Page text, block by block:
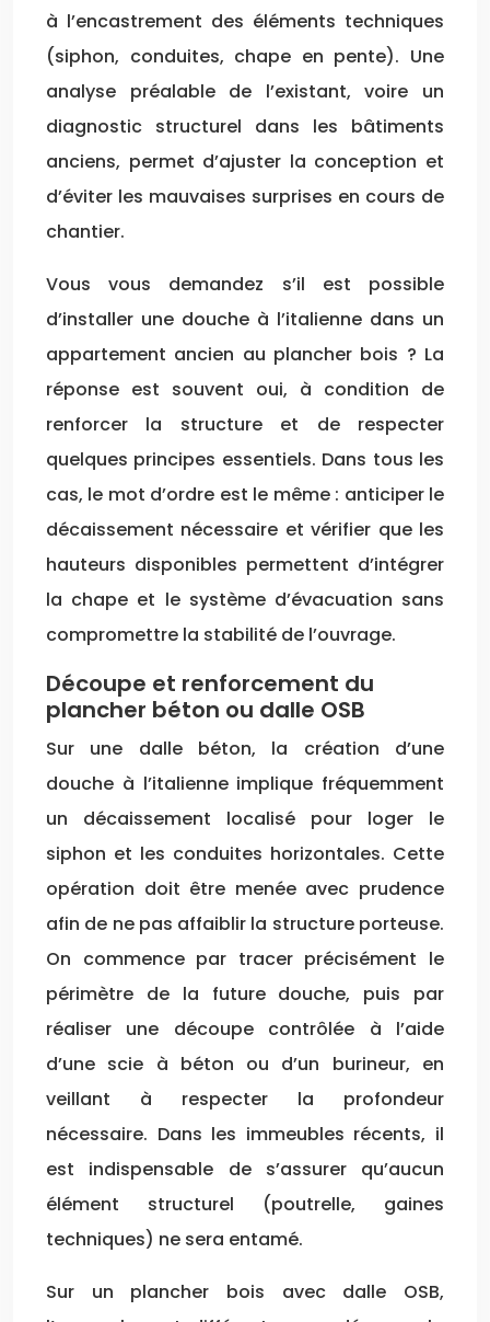
à l’encastrement des éléments techniques
(siphon, conduites, chape en pente). Une
analyse préalable de l’existant, voire un
diagnostic structurel dans les bâtiments
anciens, permet d’ajuster la conception et
d’éviter les mauvaises surprises en cours de
chantier.
Vous vous demandez s’il est possible
d’installer une douche à l’italienne dans un
appartement ancien au plancher bois ? La
réponse est souvent oui, à condition de
renforcer la structure et de respecter
quelques principes essentiels. Dans tous les
cas, le mot d’ordre est le même : anticiper le
décaissement nécessaire et vérifier que les
hauteurs disponibles permettent d’intégrer
la chape et le système d’évacuation sans
compromettre la stabilité de l’ouvrage.
Découpe et renforcement du
plancher béton ou dalle OSB
Sur une dalle béton, la création d’une
douche à l’italienne implique fréquemment
un décaissement localisé pour loger le
siphon et les conduites horizontales. Cette
opération doit être menée avec prudence
afin de ne pas affaiblir la structure porteuse.
On commence par tracer précisément le
périmètre de la future douche, puis par
réaliser une découpe contrôlée à l’aide
d’une scie à béton ou d’un burineur, en
veillant à respecter la profondeur
nécessaire. Dans les immeubles récents, il
est indispensable de s’assurer qu’aucun
élément structurel (poutrelle, gaines
techniques) ne sera entamé.
Sur un plancher bois avec dalle OSB,